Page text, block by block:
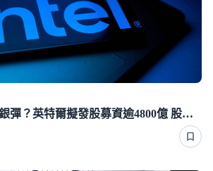
追台積電需要更多銀彈？英特爾擬發股募資逾4800億 股價嚇崩急殺